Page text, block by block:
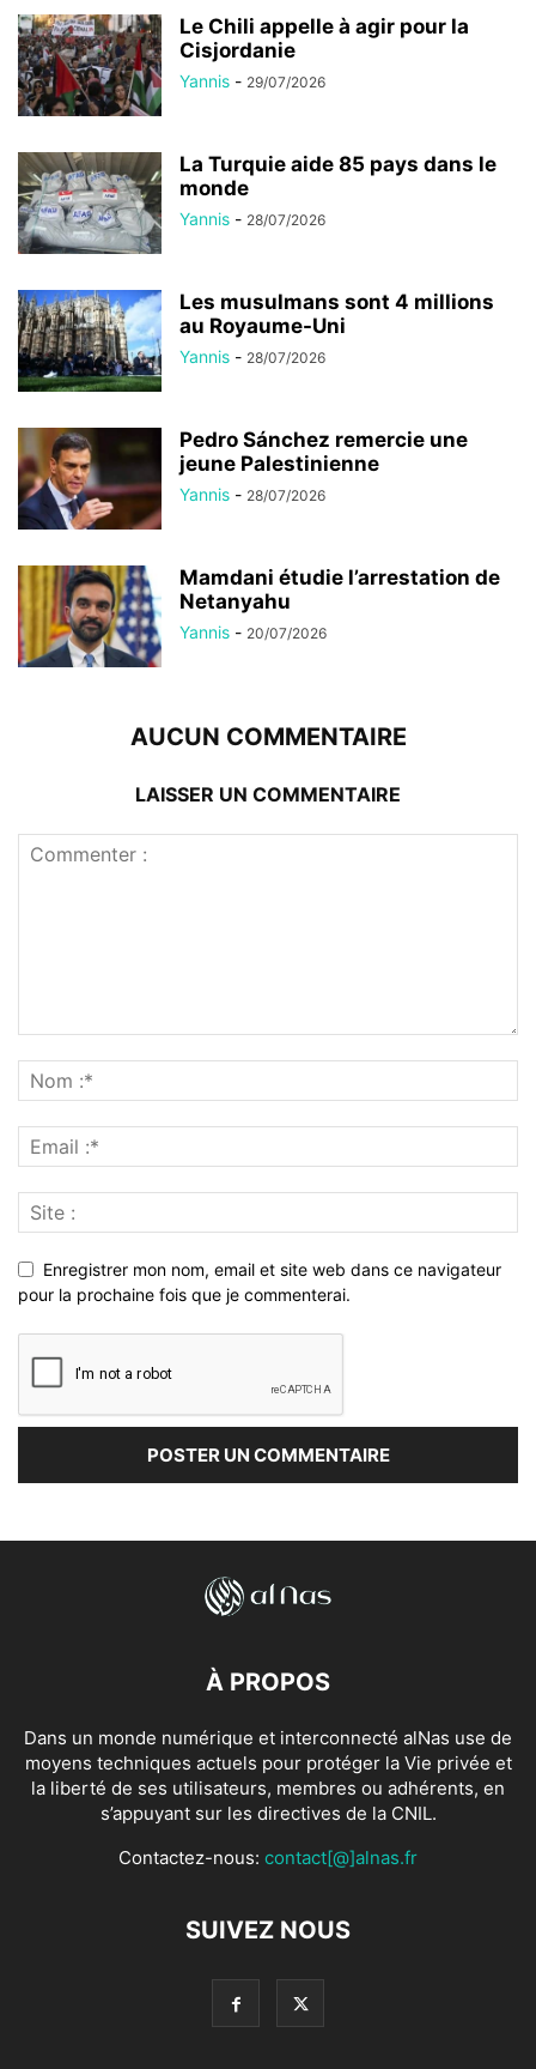
Le Chili appelle à agir pour la
Cisjordanie
Yannis - 29/07/2026
La Turquie aide 85 pays dans le
monde
Yannis - 28/07/2026
Les musulmans sont 4 millions
au Royaume-Uni
Yannis - 28/07/2026
Pedro Sánchez remercie une
jeune Palestinienne
Yannis - 28/07/2026
Mamdani étudie l’arrestation de
Netanyahu
Yannis - 20/07/2026
AUCUN COMMENTAIRE
LAISSER UN COMMENTAIRE
Enregistrer mon nom, email et site web dans ce navigateur
pour la prochaine fois que je commenterai.
À PROPOS
Dans un monde numérique et interconnecté alNas use de
moyens techniques actuels pour protéger la Vie privée et
la liberté de ses utilisateurs, membres ou adhérents, en
s’appuyant sur les directives de la CNIL.
Contactez-nous: contact[@]alnas.fr
SUIVEZ NOUS